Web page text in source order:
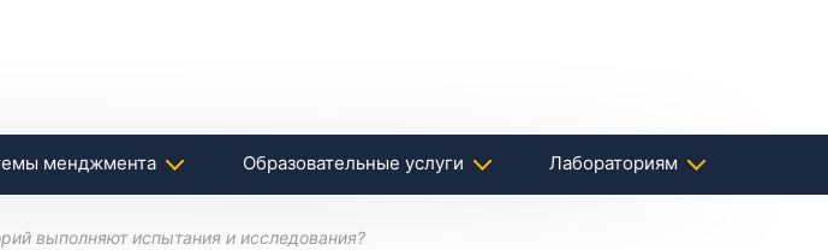
менджмента Образовательные услуги Лабораториям
выполняют испытания и исследования?